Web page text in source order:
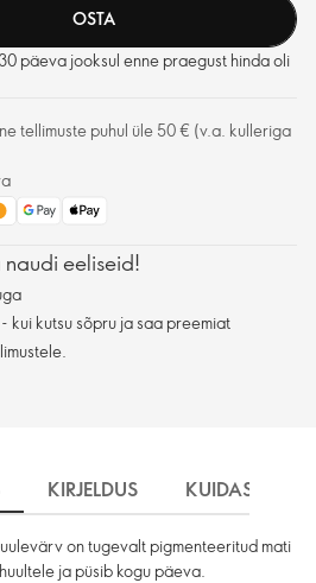
OSTA
päeva jooksul enne praegust hinda oli
tellimuste puhul üle 50 € (v.a. kulleriga
naudi eeliseid!
kui kutsu sõpru ja saa preemiat
KIRJELDUS KUIDAS
on tugevalt pigmenteeritud mati
ja püsib kogu päeva.